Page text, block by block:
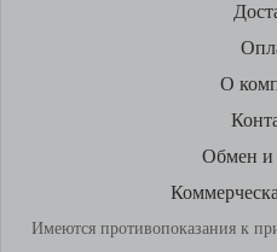
О
Обмен и
Имеются противопоказания к